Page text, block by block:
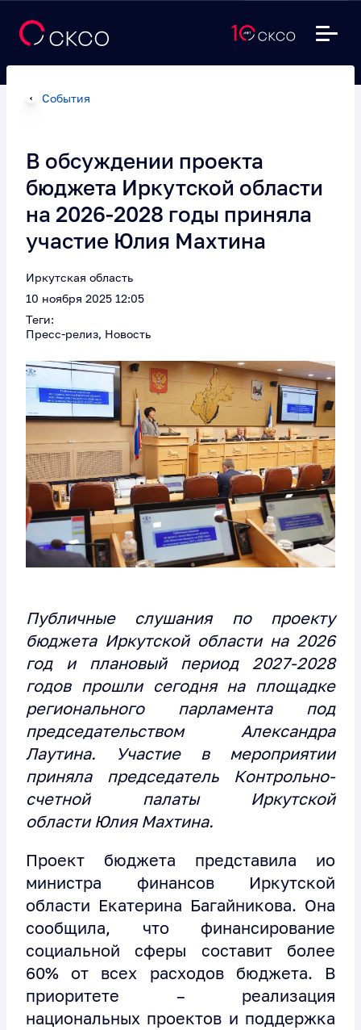
События
В обсуждении проекта
бюджета Иркутской области
на 2026-2028 годы приняла
участие Юлия Махтина
Иркутская область
10 ноября 2025 12:05
Теги:
Пресс-релиз, Новость
Публичные слушания по проекту
бюджета Иркутской области на 2026
год и плановый период 2027-2028
годов прошли сегодня на площадке
регионального парламента под
председательством Александра
Лаутина. Участие в мероприятии
приняла председатель Контрольно-
счетной палаты Иркутской
области Юлия Махтина.
Проект бюджета представила ио
министра финансов Иркутской
области Екатерина Багайникова. Она
сообщила, что финансирование
социальной сферы составит более
60% от всех расходов бюджета. В
приоритете – реализация
национальных проектов и поддержка